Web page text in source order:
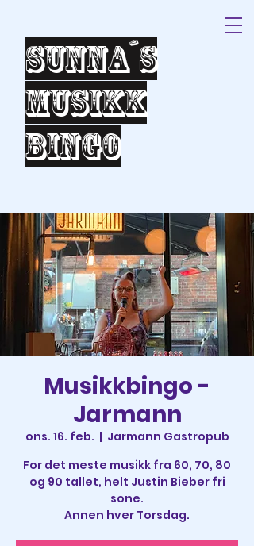
Sunna´s
Musikk
bingo
Musikkbingo -
Jarmann
ons. 16. feb.
  |
Jarmann Gastropub
For det meste musikk fra 60, 70, 80
og 90 tallet, helt Justin Bieber fri
sone.
Annen hver Torsdag.